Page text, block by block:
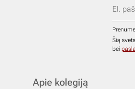
Šią
bei
Apie kolegiją